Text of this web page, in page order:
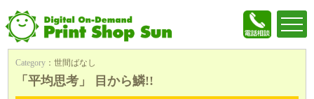
Category ：世間ばなし
「平均思考」 目から鱗!!